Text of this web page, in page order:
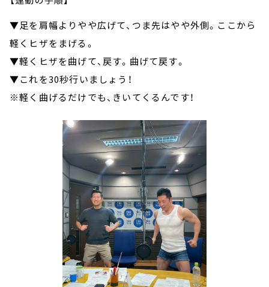
▼足を肩幅よりやや広げて、つま先はやや外側。ここから
軽くヒザをまげる。
▼軽くヒザを曲げて、戻す。曲げて戻す。
▼これを30秒行いましょう！
※軽く曲げるだけでも、きいてくるんです！